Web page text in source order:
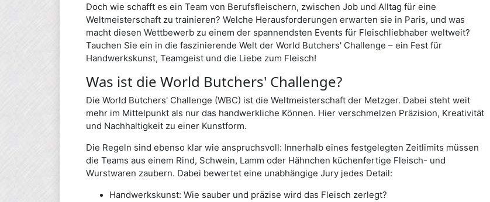
Doch wie schafft es ein Team von Berufsfleischern, zwischen Job und Alltag für eine
Weltmeisterschaft zu trainieren? Welche Herausforderungen erwarten sie in Paris, und was
macht diesen Wettbewerb zu einem der spannendsten Events für Fleischliebhaber weltweit?
Tauchen Sie ein in die faszinierende Welt der World Butchers' Challenge – ein Fest für
Handwerkskunst, Teamgeist und die Liebe zum Fleisch!
Was ist die World Butchers' Challenge?
Die World Butchers' Challenge (WBC) ist die Weltmeisterschaft der Metzger. Dabei steht weit
mehr im Mittelpunkt als nur das handwerkliche Können. Hier verschmelzen Präzision, Kreativität
und Nachhaltigkeit zu einer Kunstform.
Die Regeln sind ebenso klar wie anspruchsvoll: Innerhalb eines festgelegten Zeitlimits müssen
die Teams aus einem Rind, Schwein, Lamm oder Hähnchen küchenfertige Fleisch- und
Wurstwaren zaubern. Dabei bewertet eine unabhängige Jury jedes Detail:
Handwerkskunst: Wie sauber und präzise wird das Fleisch zerlegt?